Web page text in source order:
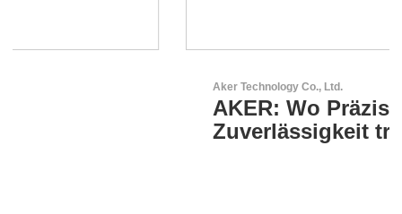
AKER: Wo Präzision auf
Zuverlässigkeit trifft